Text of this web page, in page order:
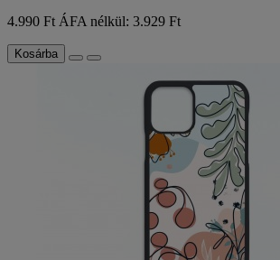
4.990 Ft ÁFA nélkül: 3.929 Ft
Kosárba